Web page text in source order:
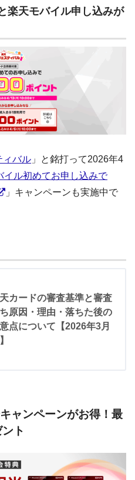
楽天モバイル申し込みが
ィバル 」と銘打って2026年4
イル初めてお申し込みで
」キャンペーンも実施中で
カードの審査基準と審査
原因・理由・落ちた後の
点について【2026年3月
ャンペーンがお得！最
ト